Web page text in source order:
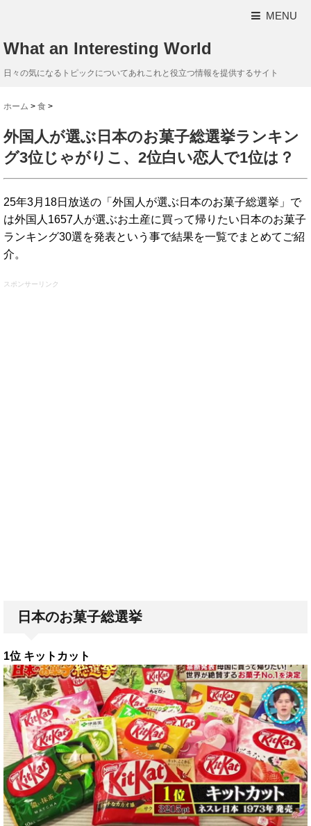
MENU
What an Interesting World
日々の気になるトピックについてあれこれと役立つ情報を提供するサイト
ホーム > 食 >
外国人が選ぶ日本のお菓子総選挙ランキン
グ3位じゃがりこ、2位白い恋人で1位は？
25年3月18日放送の「外国人が選ぶ日本のお菓子総選挙」で
は外国人1657人が選ぶお土産に買って帰りたい日本のお菓子
ランキング30選を発表という事で結果を一覧でまとめてご紹
介。
スポンサーリンク
日本のお菓子総選挙
1位 キットカット